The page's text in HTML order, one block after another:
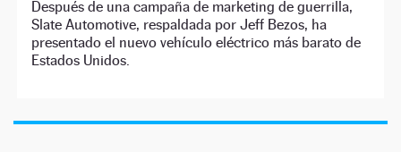
Después de una campaña de marketing de guerrilla,
Slate Automotive, respaldada por Jeff Bezos, ha
presentado el nuevo vehículo eléctrico más barato de
Estados Unidos.